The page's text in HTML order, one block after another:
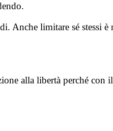
Anche limitare sé stessi
alla libertà perché